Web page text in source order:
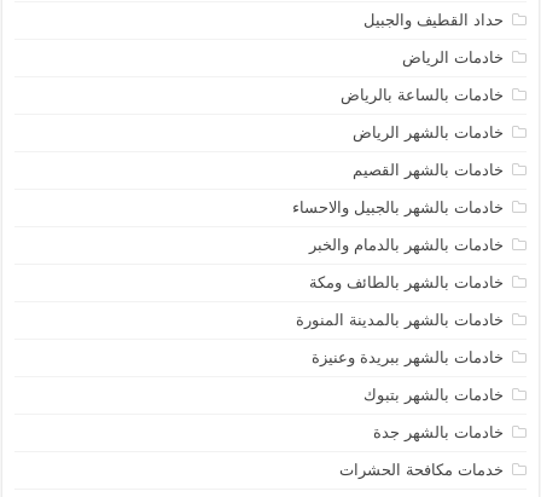
حداد القطيف والجبيل
خادمات الرياض
خادمات بالساعة بالرياض
خادمات بالشهر الرياض
خادمات بالشهر القصيم
خادمات بالشهر بالجبيل والاحساء
خادمات بالشهر بالدمام والخبر
خادمات بالشهر بالطائف ومكة
خادمات بالشهر بالمدينة المنورة
خادمات بالشهر ببريدة وعنيزة
خادمات بالشهر بتبوك
خادمات بالشهر جدة
خدمات مكافحة الحشرات